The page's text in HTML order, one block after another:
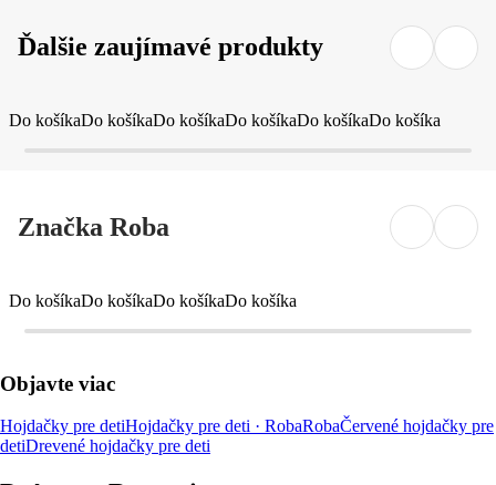
Ďalšie zaujímavé produkty
Do košíkaDo košíkaDo košíkaDo košíkaDo košíkaDo košíka
Značka Roba
Do košíkaDo košíkaDo košíkaDo košíka
Objavte viac
Hojdačky pre detiHojdačky pre deti · RobaRobaČervené hojdačky pre
detiDrevené hojdačky pre deti